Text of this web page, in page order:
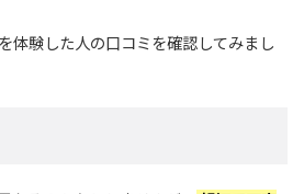
体験した人の口コミを確認してみまし